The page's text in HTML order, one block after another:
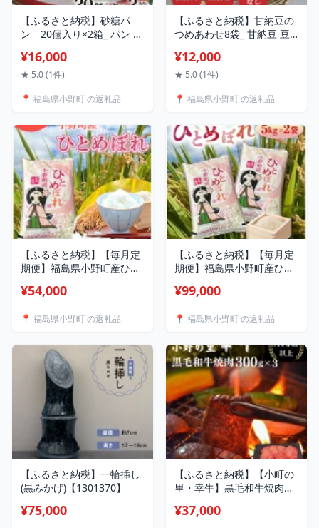
【ふるさと納税】砂糖パ
ン 20個入り×2箱_ パン 菓
ー おやつ 美味しい 人気 大
容量 【配送不可地域：離
¥16,000
★ 5.0 (1件)
📍 福島県小野町 の返礼品
【ふるさと納税】甘納豆の
つめあわせ8袋_ 甘納豆 豆
やつ 美味しい 人気 セット
【配送不可地域：離島】
¥12,000
★ 5.0 (1件)
📍 福島県小野町 の返礼品
【ふるさと納税】【毎月定
期便】福島県小野町産ひと
全3回_ 米 ひとめぼれ 精米
美味しい 人気 5kg
¥54,000
📍 福島県小野町 の返礼品
【ふるさと納税】【毎月定
期便】福島県小野町産ひと
全3回_ 米 ひとめぼれ 精米
美味しい 人気 10kg
¥99,000
📍 福島県小野町 の返礼品
【ふるさと納税】一輪挿し
(黒みかげ)【1301370】
¥75,000
【ふるさと納税】【小町の
里・幸牛】黒毛和牛焼肉
可地域：離島】
¥37,000